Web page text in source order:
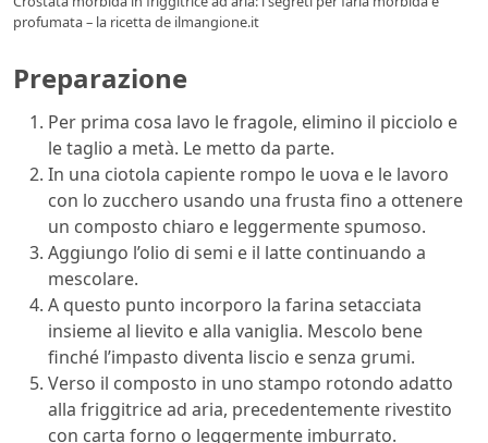
profumata – la ricetta de ilmangione.it
Preparazione
Per prima cosa lavo le fragole, elimino il picciolo e
le taglio a metà. Le metto da parte.
In una ciotola capiente rompo le uova e le lavoro
con lo zucchero usando una frusta fino a ottenere
un composto chiaro e leggermente spumoso.
Aggiungo l’olio di semi e il latte continuando a
mescolare.
A questo punto incorporo la farina setacciata
insieme al lievito e alla vaniglia. Mescolo bene
finché l’impasto diventa liscio e senza grumi.
Verso il composto in uno stampo rotondo adatto
alla friggitrice ad aria, precedentemente rivestito
con carta forno o leggermente imburrato.